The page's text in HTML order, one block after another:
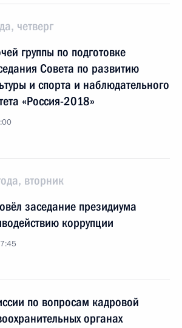
четверг
группы по подготовке
Совета по развитию
и спорта и наблюдательного
«Россия-2018»
вторник
заседание президиума
коррупции
по вопросам кадровой
органах